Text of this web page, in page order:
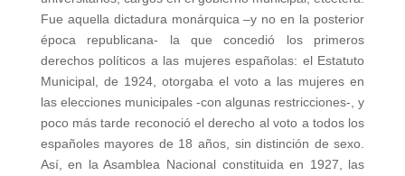
Fue aquella dictadura monárquica –y no en la posterior
época republicana- la que concedió los primeros
derechos políticos a las mujeres españolas: el Estatuto
Municipal, de 1924, otorgaba el voto a las mujeres en
las elecciones municipales -con algunas restricciones-, y
poco más tarde reconoció el derecho al voto a todos los
españoles mayores de 18 años, sin distinción de sexo.
Así, en la Asamblea Nacional constituida en 1927, las